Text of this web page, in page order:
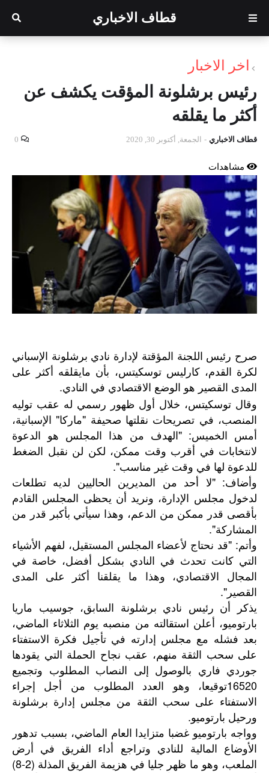
قطاف الاخباري
اخر الاخبار
رئيس برشلونة المؤقت يكشف عن
أكثر ما يقلقه
قطاف الاخباري - الجمعة, أكتوبر 30, 2020 0
مشاهدات
صرح رئيس اللجنة المؤقتة لإدارة نادي برشلونة الإسباني
لكرة القدم، كارليس توسكيتس، بأن مايقلقه أكثر على
المدى القصير هو الوضع الاقتصادي في النادي.
وقال توسكيتس، خلال أول ظهور رسمي له عقب توليه
المنصب، في تصريحات نقلتها صحيفة "ماركا" الإسبانية،
أمس الخميس: "الهدف من هذا المجلس هو الدعوة
لانتخابات في أقرب وقت ممكن، لكن لن نقبل الضغط
للدعوة لها في وقت غير مناسب".
وأضاف: "لا أحد من المديرين الحاليين لديه تطلعات
لدخول مجلس الإدارة، ونريد أن يحظى المجلس القادم
بأقصى قدر ممكن من الدعم، وهذا سيأتي بأكبر قدر من
المشاركة".
وأتم: "قد نحتاج لأعضاء المجلس المستقيل، لفهم الأشياء
التي كانت تحدث في النادي بشكل أفضل، خاصة في
المجال الاقتصادي، وهذا ما يقلقنا أكثر على المدى
القصير".
يذكر أن رئيس نادي برشلونة السابق، جوسيب ماريا
بارتوميو، أعلن استقالته من منصبه يوم الثلاثاء الماضي،
بعد فشله مع مجلس إدارته في تأجيل فكرة الاستفتاء
على سحب الثقة منهم، عقب نجاح الحملة التي يقودها
جوردي فاري بالوصول إلى النصاب المطلوب وتجميع
16520توقيعا، وهو العدد المطلوب من أجل إجراء
الاستفتاء على سحب الثقة من مجلس إدارة برشلونة
ورحيل بارتوميو.
وواجه بارتوميو غضبا متزايدا العام الماضي، بسبب تدهور
الأوضاع المالية للنادي وتراجع أداء الفريق في أرض
الملعب، وهو ما ظهر جليا في هزيمة الفريق المذلة (2-8)